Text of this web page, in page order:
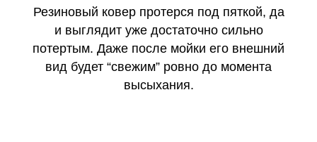
Резиновый ковер протерся под пяткой, да
и выглядит уже достаточно сильно
потертым. Даже после мойки его внешний
вид будет “свежим” ровно до момента
высыхания.